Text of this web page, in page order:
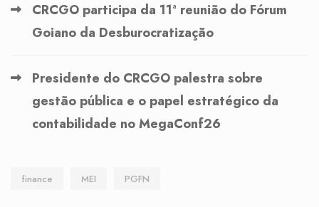
CRCGO participa da 11ª reunião do Fórum
Goiano da Desburocratização
Presidente do CRCGO palestra sobre
gestão pública e o papel estratégico da
contabilidade no MegaConf26
finance MEI PGFN